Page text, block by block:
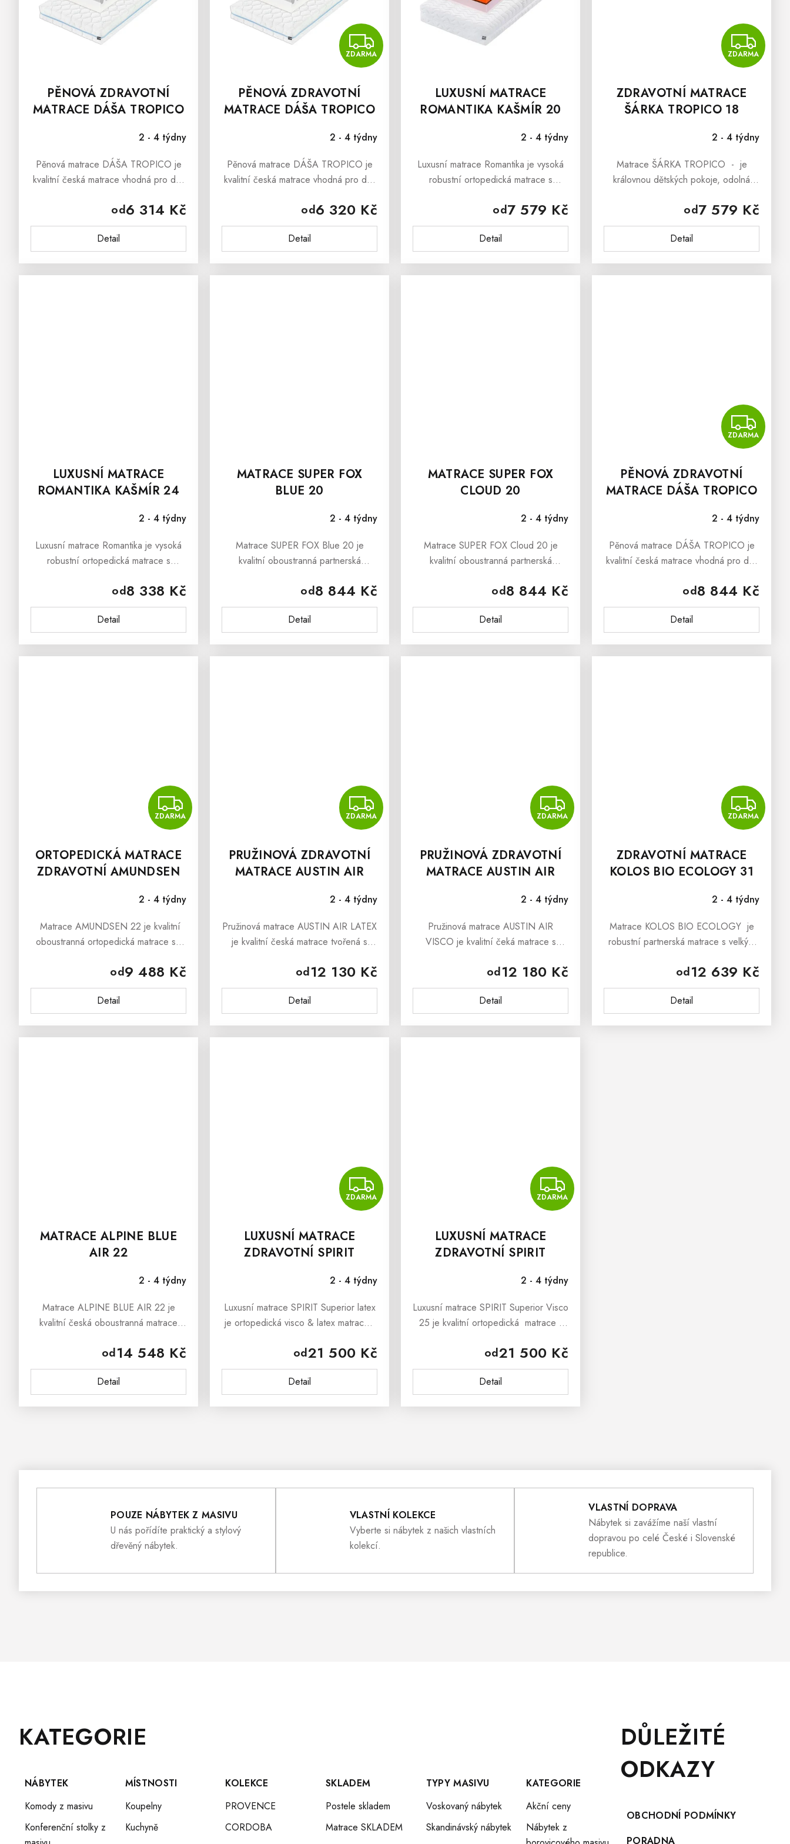
PĚNOVÁ ZDRAVOTNÍ
MATRACE DÁŠA TROPICO
2 - 4 týdny
od6 314 Kč
Detail
Pěnová matrace DÁŠA TROPICO je
kvalitní česká matrace vhodná pro děti
ležení a vynikající ortopedické
vlastnosti.Pěnová matrace DÁŠA...
ZDARMA
ZDARMA
PĚNOVÁ ZDRAVOTNÍ
MATRACE DÁŠA TROPICO
2 - 4 týdny
od6 320 Kč
Detail
Pěnová matrace DÁŠA TROPICO je
kvalitní česká matrace vhodná pro děti
ležení a vynikající ortopedické
vlastnosti.Pěnová matrace DÁŠA...
LUXUSNÍ MATRACE
ROMANTIKA KAŠMÍR 20
2 - 4 týdny
od7 579 Kč
Detail
Luxusní matrace Romantika je vysoká
robustní ortopedická matrace s
vlákny, vhodná pro alergiky.
ZDARMA
ZDRAVOTNÍ MATRACE
ŠÁRKA TROPICO 18
2 - 4 týdny
od7 579 Kč
Detail
Matrace ŠÁRKA TROPICO - je
královnou dětských pokoje, odolná
velké, se vzdušným latexem, pružnou
studenou pěnou a prošívaným
potahem...
LUXUSNÍ MATRACE
ROMANTIKA KAŠMÍR 24
2 - 4 týdny
od8 338 Kč
Detail
Luxusní matrace Romantika je vysoká
robustní ortopedická matrace s
vlákny, vhodná pro alergiky.
MATRACE SUPER FOX
BLUE 20
2 - 4 týdny
od8 844 Kč
Detail
Matrace SUPER FOX Blue 20 je
kvalitní oboustranná partnerská
mimořádné pohodlí a perfektní
podepření těla ve všech spánkových...
MATRACE SUPER FOX
CLOUD 20
2 - 4 týdny
od8 844 Kč
Detail
Matrace SUPER FOX Cloud 20 je
kvalitní oboustranná partnerská
která přináší mimořádné pohodlí a
perfektní podepření těla ve všech
spánkových...
ZDARMA
PĚNOVÁ ZDRAVOTNÍ
MATRACE DÁŠA TROPICO
2 - 4 týdny
od8 844 Kč
Detail
Pěnová matrace DÁŠA TROPICO je
kvalitní česká matrace vhodná pro děti
ležení a vynikající ortopedické
vlastnosti.Pěnová matrace DÁŠA...
ZDARMA
ZDARMA
ORTOPEDICKÁ MATRACE
ZDRAVOTNÍ AMUNDSEN
2 - 4 týdny
od9 488 Kč
Detail
Matrace AMUNDSEN 22 je kvalitní
oboustranná ortopedická matrace se
dokonalou podporu celému tělu během
spánku.
ZDARMA
ZDARMA
PRUŽINOVÁ ZDRAVOTNÍ
MATRACE AUSTIN AIR
2 - 4 týdny
od12 130 Kč
Detail
Pružinová matrace AUSTIN AIR LATEX
je kvalitní česká matrace tvořená s
latexové a studené pěna na ložné
ploše.Pružinová matrace AUSTIN...
ZDARMA
ZDARMA
PRUŽINOVÁ ZDRAVOTNÍ
MATRACE AUSTIN AIR
2 - 4 týdny
od12 180 Kč
Detail
Pružinová matrace AUSTIN AIR
VISCO je kvalitní čeká matrace s
poskytene dokonalou oporu celému
tělu během spánku.Paměťová a
studená pěna na...
ZDARMA
ZDRAVOTNÍ MATRACE
KOLOS BIO ECOLOGY 31
2 - 4 týdny
od12 639 Kč
Detail
Matrace KOLOS BIO ECOLOGY je
robustní partnerská matrace s velkým
komfort pro široké spektrum postav.
Matrace KOLOS BIO ECOLOGY má...
MATRACE ALPINE BLUE
AIR 22
2 - 4 týdny
od14 548 Kč
Detail
Matrace ALPINE BLUE AIR 22 je
kvalitní česká oboustranná matrace
které přinášejí komfortní spánek a
naprostou relaxaci. Příjemný...
ZDARMA
ZDARMA
LUXUSNÍ MATRACE
ZDRAVOTNÍ SPIRIT
2 - 4 týdny
od21 500 Kč
Detail
Luxusní matrace SPIRIT Superior latex
je ortopedická visco & latex matrace ,
spánku, podporu a ochranu páteře, ať
už spíte v jakékoliv poloze.
ZDARMA
ZDARMA
LUXUSNÍ MATRACE
ZDRAVOTNÍ SPIRIT
2 - 4 týdny
od21 500 Kč
Detail
Luxusní matrace SPIRIT Superior Visco
25 je kvalitní ortopedická matrace ,
spánku, podporu a ochranu páteře, ať
už spíte...
V
L
Á
A
Y
POUZE NÁBYTEK Z MASIVU
U nás pořídíte praktický a stylový
dřevěný nábytek.
VLASTNÍ KOLEKCE
Vyberte si nábytek z našich vlastních
kolekcí.
VLASTNÍ DOPRAVA
Nábytek si zavážíme naší vlastní
dopravou po celé České i Slovenské
republice.
Přeskočit
kategorie
KATEGORIE
NÁBYTEK
Komody z masivu
Konferenční stolky z
MÍSTNOSTI
Koupelny
Kuchyně
KOLEKCE
PROVENCE
CORDOBA
SKLADEM
Postele skladem
Matrace SKLADEM
TYPY MASIVU
Voskovaný nábytek
Skandinávský nábytek
KATEGORIE
Akční ceny
Nábytek z
DŮLEŽITÉ
ODKAZY
OBCHODNÍ PODMÍNKY
PORADNA